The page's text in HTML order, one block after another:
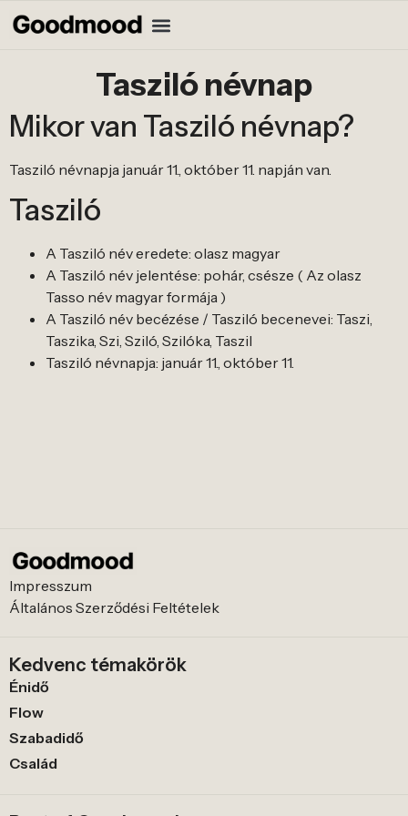
Tasziló névnap
Mikor van Tasziló névnap?
Tasziló névnapja január 11., október 11. napján van.
Tasziló
A Tasziló név eredete: olasz magyar
A Tasziló név jelentése: pohár, csésze ( Az olasz
Tasso név magyar formája )
A Tasziló név becézése / Tasziló becenevei: Taszi,
Taszika, Szi, Sziló, Szilóka, Taszil
Tasziló névnapja: január 11., október 11.
Impresszum
Általános Szerződési Feltételek
Kedvenc témakörök
Énidő
Flow
Szabadidő
Család